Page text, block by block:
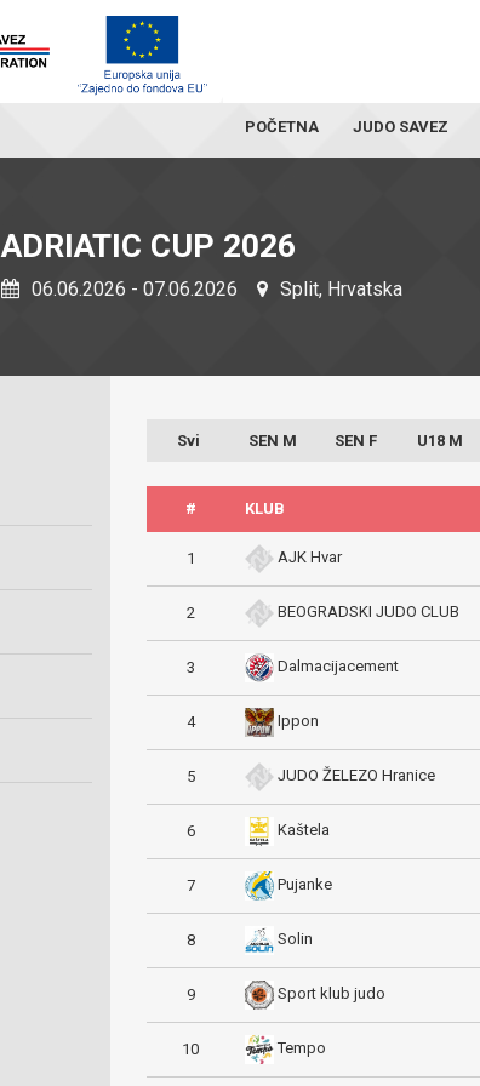
POČETNA JUDO SAVEZ
ADRIATIC CUP 2026
06.06.2026 - 07.06.2026 Split, Hrvatska
Svi SEN M SEN F U18 M
# KLUB
1 AJK Hvar
2 BEOGRADSKI JUDO CLUB
3 Dalmacijacement
4 Ippon
5 JUDO ŽELEZO Hranice
6 Kaštela
7 Pujanke
8 Solin
9 Sport klub judo
10 Tempo